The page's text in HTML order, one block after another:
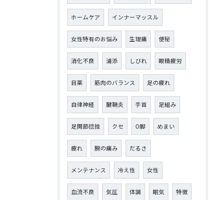
ホームケア インナーマッスル
女性特有のお悩み 生理痛 便秘
消化不良 浦添 しびれ 眼精疲労
目薬 筋肉のバランス 足の疲れ
自律神経 腱鞘炎 手首 足組み
足関節捻挫 クセ O脚 めまい
疲れ 腕の痛み だるさ
メンテナンス 冷え性 女性
血流不良 気圧 体調 眠気 特徴